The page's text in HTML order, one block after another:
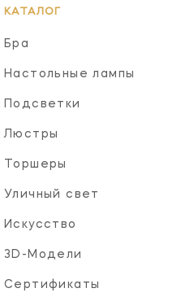
КАТАЛОГ
Бра
Настольные лампы
Подсветки
Люстры
Торшеры
Уличный свет
Искусство
3D-Модели
Сертификаты